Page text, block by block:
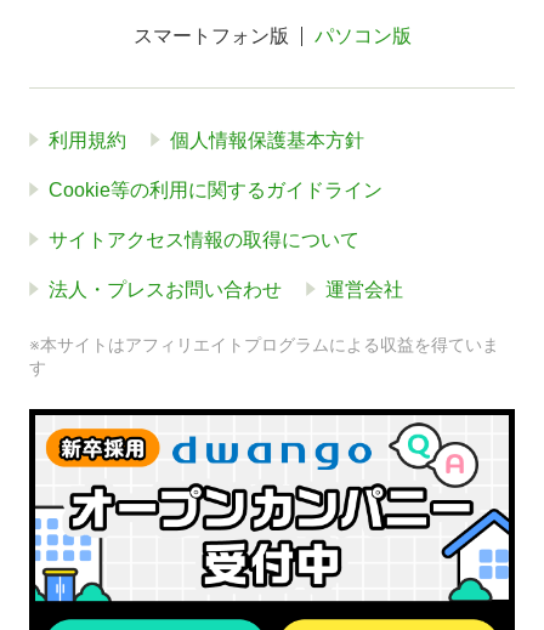
スマートフォン版 パソコン版
利用規約 個人情報保護基本方針
Cookie等の利用に関するガイドライン
サイトアクセス情報の取得について
法人・プレスお問い合わせ 運営会社
※本サイトはアフィリエイトプログラムによる収益を得ていま
す